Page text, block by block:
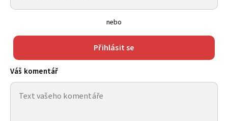
nebo
Přihlásit se
Váš komentář